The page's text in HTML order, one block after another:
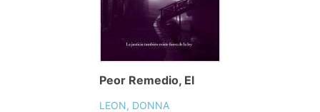
Peor Remedio, El
LEON, DONNA